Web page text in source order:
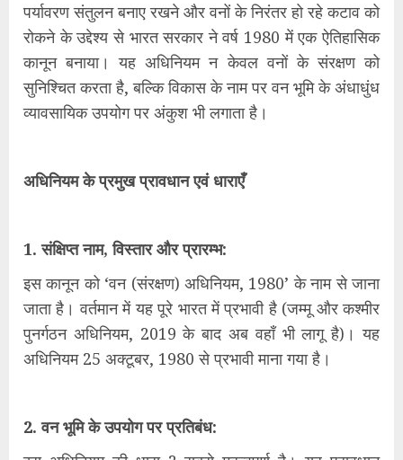
​पर्यावरण संतुलन बनाए रखने और वनों के निरंतर हो रहे कटाव को
रोकने के उद्देश्य से भारत सरकार ने वर्ष 1980 में एक ऐतिहासिक
कानून बनाया। यह अधिनियम न केवल वनों के संरक्षण को
सुनिश्चित करता है, बल्कि विकास के नाम पर वन भूमि के अंधाधुंध
व्यावसायिक उपयोग पर अंकुश भी लगाता है।
​अधिनियम के प्रमुख प्रावधान एवं धाराएँ
​1. संक्षिप्त नाम, विस्तार और प्रारम्भ:
इस कानून को ‘वन (संरक्षण) अधिनियम, 1980’ के नाम से जाना
जाता है। वर्तमान में यह पूरे भारत में प्रभावी है (जम्मू और कश्मीर
पुनर्गठन अधिनियम, 2019 के बाद अब वहाँ भी लागू है)। यह
अधिनियम 25 अक्टूबर, 1980 से प्रभावी माना गया है।
​2. वन भूमि के उपयोग पर प्रतिबंध: